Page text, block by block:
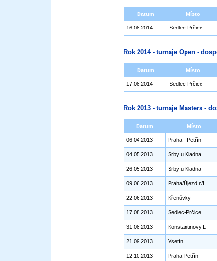
Datum Místo
16.08.2014 Sedlec-Prčice
Rok 2014 - turnaje Open -
Datum Místo
17.08.2014 Sedlec-Prčice
Rok 2013 - turnaje Masters -
Datum Místo
06.04.2013 Praha - Petřín
04.05.2013 Srby u Kladna
26.05.2013 Srby u Kladna
09.06.2013 Praha/Újezd n/L
22.06.2013 Křenůvky
17.08.2013 Sedlec-Prčice
31.08.2013 Konstantinovy L
21.09.2013 Vsetín
12.10.2013 Praha-Petřín